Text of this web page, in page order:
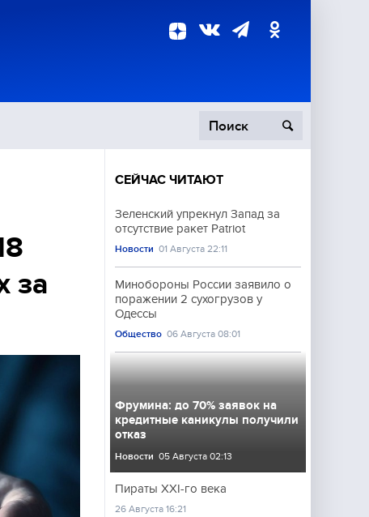
за
СЕЙЧАС ЧИТАЮТ
Зеленский упрекнул Запад за
отсутствие ракет Patriot
Новости 01 Августа 22:11
Минобороны России заявило о
поражении 2 сухогрузов у
Одессы
Общество 06 Августа 08:01
Фрумина: до 70% заявок на
кредитные каникулы получили
отказ
Новости 05 Августа 02:13
Пираты XXI-го века
26 Августа 16:21